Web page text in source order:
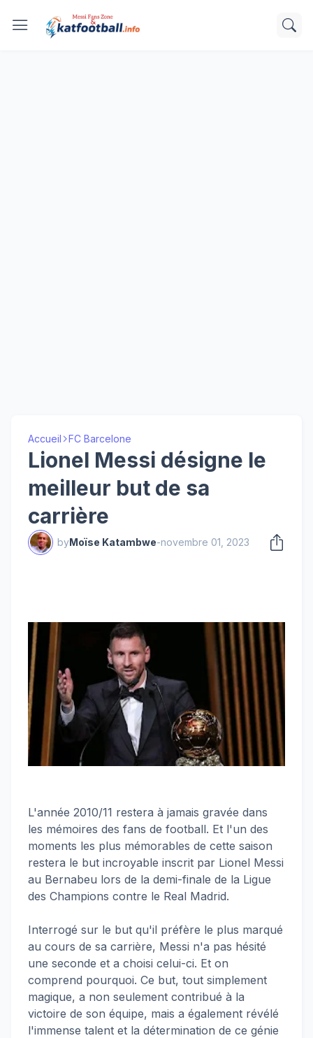
Accueil FC Barcelone
Lionel Messi désigne le
meilleur but de sa
carrière
byMoïse Katambwe-novembre 01, 2023
L'année 2010/11 restera à jamais gravée dans
les mémoires des fans de football. Et l'un des
moments les plus mémorables de cette saison
restera le but incroyable inscrit par Lionel Messi
au Bernabeu lors de la demi-finale de la Ligue
des Champions contre le Real Madrid.
Interrogé sur le but qu'il préfère le plus marqué
au cours de sa carrière, Messi n'a pas hésité
une seconde et a choisi celui-ci. Et on
comprend pourquoi. Ce but, tout simplement
magique, a non seulement contribué à la
victoire de son équipe, mais a également révélé
l'immense talent et la détermination de ce génie